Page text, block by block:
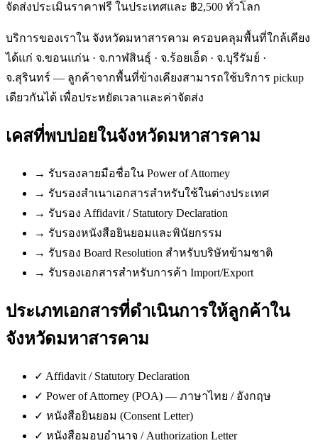
จัดส่งประเมินราคาฟรี ในประเทศและ ฿2,500 ทั่วโลก
บริการของเราใน จังหวัดมหาสารคาม ครอบคลุมพื้นที่ใกล้เคียง
ได้แก่ จ.ขอนแก่น · จ.กาฬสินธุ์ · จ.ร้อยเอ็ด · จ.บุรีรัมย์ ·
จ.สุรินทร์ — ลูกค้าจากพื้นที่ข้างเคียงสามารถใช้บริการ pickup
เดียวกันได้ เพื่อประหยัดเวลาและค่าจัดส่ง
เคสที่พบบ่อยในจังหวัดมหาสารคาม
→ รับรองลายมือชื่อใน Power of Attorney
→ รับรองสำเนาเอกสารสำหรับใช้ในต่างประเทศ
→ รับรอง Affidavit / Statutory Declaration
→ รับรองหนังสือยินยอมและพินัยกรรม
→ รับรอง Board Resolution สำหรับบริษัทข้ามชาติ
→ รับรองเอกสารสำหรับการค้า Import/Export
ประเภทเอกสารที่ดำเนินการให้ลูกค้าใน
จังหวัดมหาสารคาม
✓ Affidavit / Statutory Declaration
✓ Power of Attorney (POA) — ภาษาไทย / อังกฤษ
✓ หนังสือยินยอม (Consent Letter)
✓ หนังสือมอบอำนาจ / Authorization Letter